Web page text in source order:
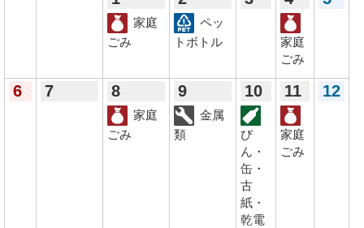
家庭
ごみ
ペッ
トボトル
家庭
ごみ
6 7 8
家庭
ごみ
9
金属
類
10
び
ん・
缶・
古
紙・
乾電
11
家庭
ごみ
12